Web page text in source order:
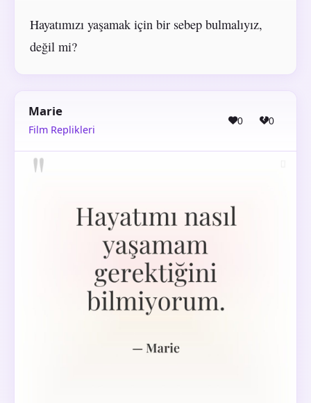
Hayatımızı yaşamak için bir sebep bulmalıyız,
değil mi?
Marie
Film Replikleri
0 0